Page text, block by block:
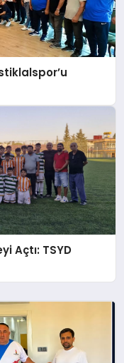
Açtı: TSYD